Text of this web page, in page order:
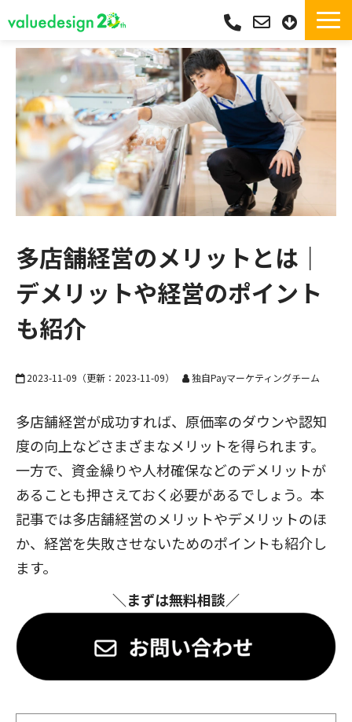
サービス一覧・独自Pay
選ばれる理由
サポート
導入実績
導入フロー
活用シーン
よくあるご質問
多店舗経営のメリットとは｜
デメリットや経営のポイント
も紹介
2023-11-09 （更新： 2023-11-09） 独自Payマーケティングチーム
多店舗経営が成功すれば、原価率のダウンや認知
度の向上などさまざまなメリットを得られます。
一方で、資金繰りや人材確保などのデメリットが
あることも押さえておく必要があるでしょう。本
記事では多店舗経営のメリットやデメリットのほ
か、経営を失敗させないためのポイントも紹介し
ます。
＼まずは無料相談／